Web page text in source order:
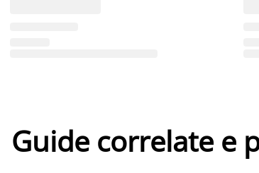
Guide correlate e